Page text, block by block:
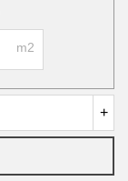
m2
+